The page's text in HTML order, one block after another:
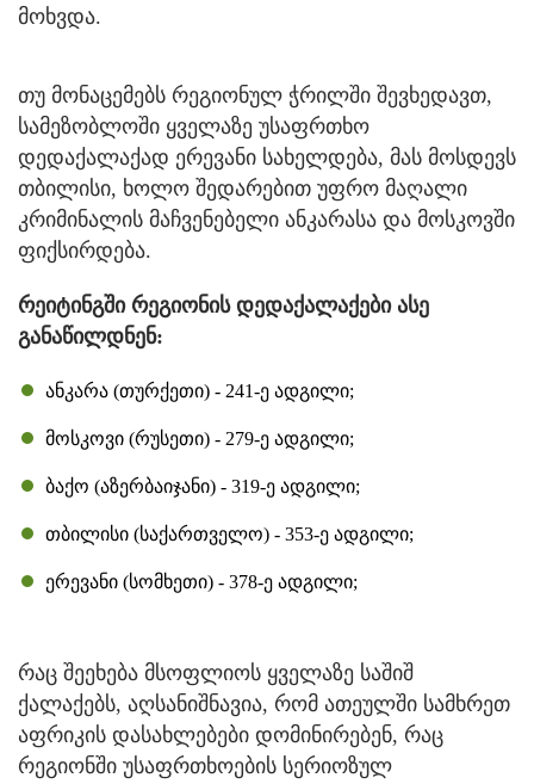
მოხვდა.
თუ მონაცემებს რეგიონულ ჭრილში შევხედავთ,
სამეზობლოში ყველაზე უსაფრთხო
დედაქალაქად ერევანი სახელდება, მას მოსდევს
თბილისი, ხოლო შედარებით უფრო მაღალი
კრიმინალის მაჩვენებელი ანკარასა და მოსკოვში
ფიქსირდება.
რეიტინგში რეგიონის დედაქალაქები ასე
განაწილდნენ:
ანკარა (თურქეთი) - 241-ე ადგილი;
მოსკოვი (რუსეთი) - 279-ე ადგილი;
ბაქო (აზერბაიჯანი) - 319-ე ადგილი;
თბილისი (საქართველო) - 353-ე ადგილი;
ერევანი (სომხეთი) - 378-ე ადგილი;
რაც შეეხება მსოფლიოს ყველაზე საშიშ
ქალაქებს, აღსანიშნავია, რომ ათეულში სამხრეთ
აფრიკის დასახლებები დომინირებენ, რაც
რეგიონში უსაფრთხოების სერიოზულ